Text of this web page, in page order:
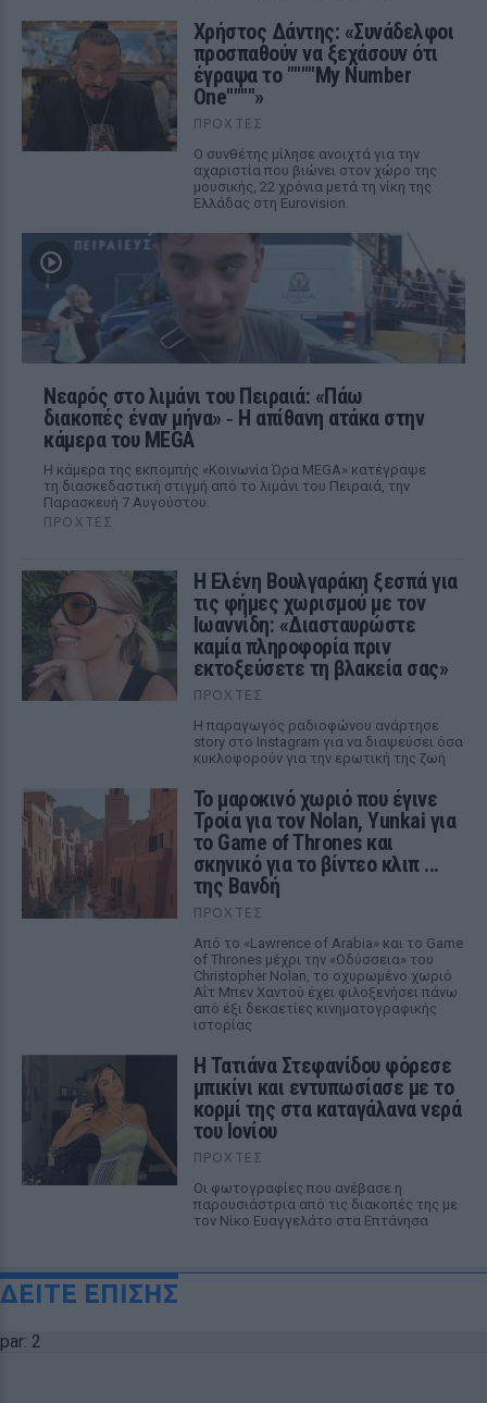
Χρήστος Δάντης: «Συνάδελφοι
προσπαθούν να ξεχάσουν ότι
έγραψα το """"My Number
One""""»
ΠΡΟΧΤΈΣ
Ο συνθέτης μίλησε ανοιχτά για την
αχαριστία που βιώνει στον χώρο της
μουσικής, 22 χρόνια μετά τη νίκη της
Ελλάδας στη Eurovision.
Νεαρός στο λιμάνι του Πειραιά: «Πάω
διακοπές έναν μήνα» ‑ Η απίθανη ατάκα στην
κάμερα του MEGA
Η κάμερα της εκπομπής «Κοινωνία Ώρα MEGA» κατέγραψε
τη διασκεδαστική στιγμή από το λιμάνι του Πειραιά, την
Παρασκευή 7 Αυγούστου.
ΠΡΟΧΤΈΣ
Η Ελένη Βουλγαράκη ξεσπά για
τις φήμες χωρισμού με τον
Ιωαννίδη: «Διασταυρώστε
καμία πληροφορία πριν
εκτοξεύσετε τη βλακεία σας»
ΠΡΟΧΤΈΣ
Η παραγωγός ραδιοφώνου ανάρτησε
story στο Instagram για να διαψεύσει όσα
κυκλοφορούν για την ερωτική της ζωή
Το μαροκινό χωριό που έγινε
Τροία για τον Nolan, Yunkai για
το Game of Thrones και
σκηνικό για το βίντεο κλιπ ...
της Βανδή
ΠΡΟΧΤΈΣ
Από το «Lawrence of Arabia» και το Game
of Thrones μέχρι την «Οδύσσεια» του
Christopher Nolan, το οχυρωμένο χωριό
Αΐτ Μπεν Χαντού έχει φιλοξενήσει πάνω
από έξι δεκαετίες κινηματογραφικής
ιστορίας
Η Τατιάνα Στεφανίδου φόρεσε
μπικίνι και εντυπωσίασε με το
κορμί της στα καταγάλανα νερά
του Ιονίου
ΠΡΟΧΤΈΣ
Οι φωτογραφίες που ανέβασε η
παρουσιάστρια από τις διακοπές της με
τον Νίκο Ευαγγελάτο στα Επτάνησα
ΔΕΙΤΕ ΕΠΙΣΗΣ
par: 2